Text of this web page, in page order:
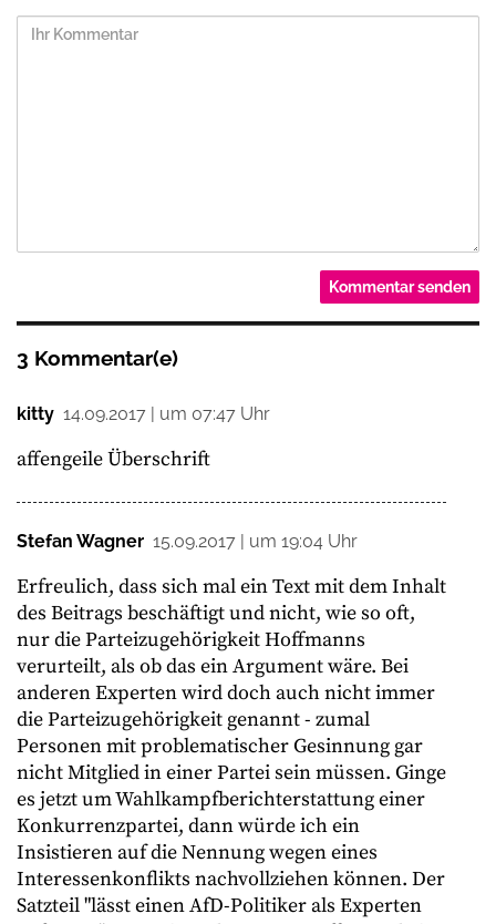
3 Kommentar(e)
kitty 14.09.2017 | um 07:47 Uhr
affengeile Überschrift
Stefan Wagner 15.09.2017 | um 19:04 Uhr
Erfreulich, dass sich mal ein Text mit dem Inhalt
des Beitrags beschäftigt und nicht, wie so oft,
nur die Parteizugehörigkeit Hoffmanns
verurteilt, als ob das ein Argument wäre. Bei
anderen Experten wird doch auch nicht immer
die Parteizugehörigkeit genannt - zumal
Personen mit problematischer Gesinnung gar
nicht Mitglied in einer Partei sein müssen. Ginge
es jetzt um Wahlkampfberichterstattung einer
Konkurrenzpartei, dann würde ich ein
Insistieren auf die Nennung wegen eines
Interessenkonflikts nachvollziehen können. Der
Satzteil "lässt einen AfD-Politiker als Experten